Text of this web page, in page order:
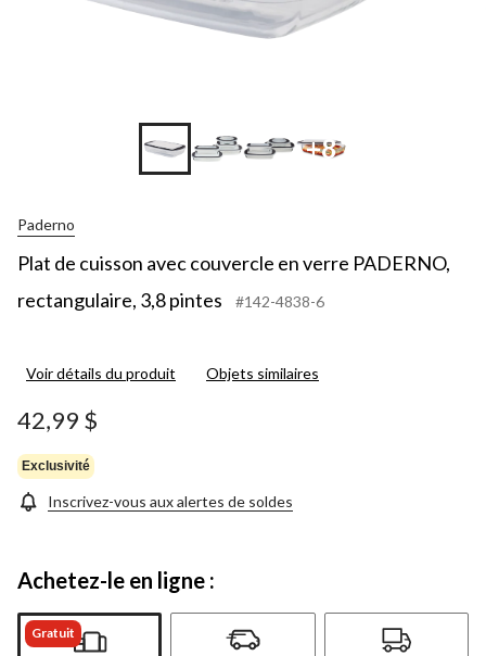
+8
Paderno
Plat de cuisson avec couvercle en verre PADERNO,
rectangulaire, 3,8 pintes
#142-4838-6
Voir détails du produit Objets similaires
42,99 $
Exclusivité
Inscrivez-vous aux alertes de soldes
Achetez-le en ligne :
Gratuit